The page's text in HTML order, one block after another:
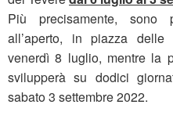
Più precisamente, sono
all’aperto, in piazza
venerdì 8 luglio, mentre la
svilupperà su dodici
sabato 3 settembre 2022.